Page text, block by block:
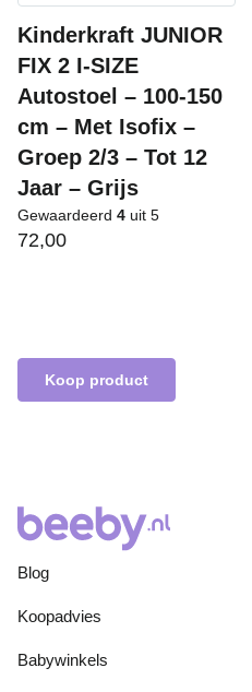
Kinderkraft JUNIOR
FIX 2 I-SIZE
Autostoel – 100-150
cm – Met Isofix –
Groep 2/3 – Tot 12
Jaar – Grijs
Gewaardeerd 4 uit 5
72,00
Koop product
Blog
Koopadvies
Babywinkels